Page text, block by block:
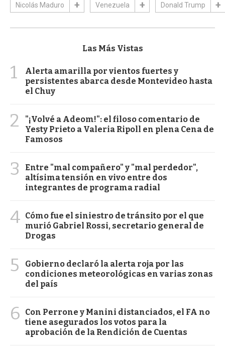
Nicolás Maduro Venezuela Donald Trump
Las Más Vistas
1
Alerta amarilla por vientos fuertes y
persistentes abarca desde Montevideo hasta
el Chuy
2
"¡Volvé a Adeom!": el filoso comentario de
Yesty Prieto a Valeria Ripoll en plena Cena de
Famosos
3
Entre "mal compañero" y "mal perdedor",
altísima tensión en vivo entre dos
integrantes de programa radial
4 Cómo fue el siniestro de tránsito por el que
murió Gabriel Rossi, secretario general de
Drogas
5
Gobierno declaró la alerta roja por las
condiciones meteorológicas en varias zonas
del país
6
Con Perrone y Manini distanciados, el FA no
tiene asegurados los votos para la
aprobación de la Rendición de Cuentas